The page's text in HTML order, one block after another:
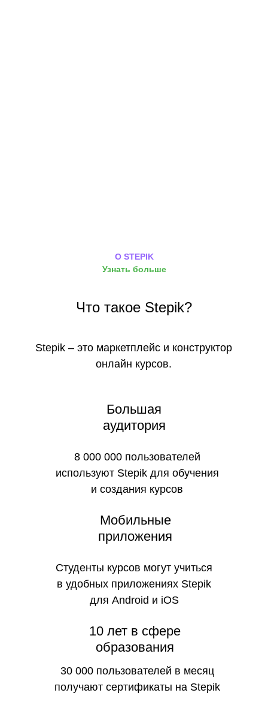
Что такое Stepik?
Stepik – это маркетплейс и конструктор
онлайн курсов.
Большая
аудитория
8 000 000 пользователей
используют Stepik для обучения
и создания курсов
Мобильные
приложения
Студенты курсов могут учиться
в удобных приложениях Stepik
для Android и iOS
10 лет в сфере
образования
30 000 пользователей в месяц
получают сертификаты на Stepik
О STEPIK
Узнать больше